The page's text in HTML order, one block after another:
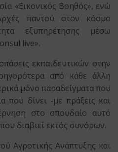
«Εικονικός Βοηθός», ενώ
παντού στον κόσμο
εξυπηρέτησης μέσω
live».
εκπαιδευτικών στην
από κάθε άλλη
μόνο παραδείγματα που
που δίνει -με πράξεις και
στο σπουδαίο αυτό
διαβιεί εκτός συνόρων.
Αγροτικής Ανάπτυξης και